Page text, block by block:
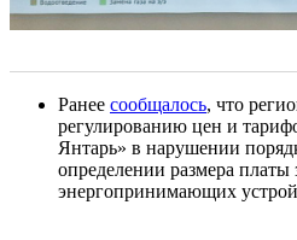
Ранее сообщалось, что
регулированию цен и
Янтарь» в нарушении
определении размера платы
энергопринимающих